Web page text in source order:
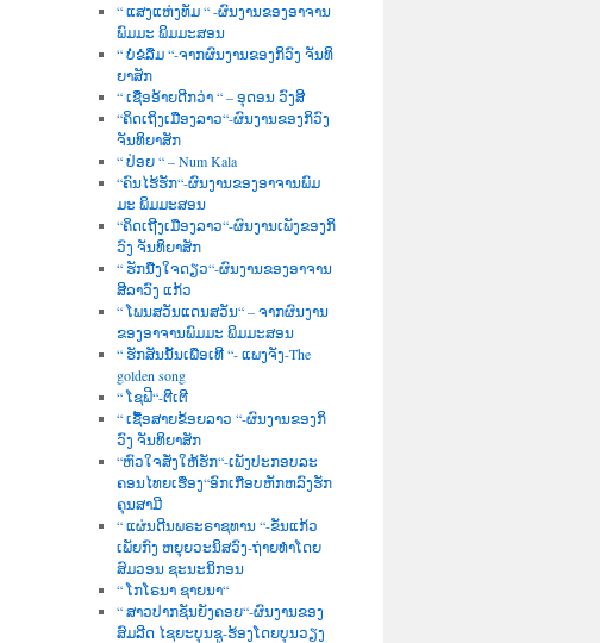
“ ແສງແຫ່ງທັມ “ -ຜົນງານຂອງອາຈານ
ພົມມະ ພິມມະສອນ
“ ບໍ່ຂໍລືມ “-ຈາກຜົນງານຂອງກິວົງ ຈັນທິ
ຍາສັກ
“ ເຊື່ອອ້າຍດີກວ່າ “ – ອຸດອນ ວົງສີ
“ຄິດເຖິງເມືອງລາວ“-ຜົນງານຂອງກິວົງ
ຈັນທິຍາສັກ
“ ປ່ອຍ “ – Num Kala
“ຄົນໄຮ້ຮັກ“-ຜົນງານຂອງອາຈານພົມ
ມະ ພິມມະສອນ
“ຄິດເຖີງເມືອງລາວ“-ຜົນງານເພັງຂອງກິ
ວົງ ຈັນທິຍາສັກ
“ ຮັກນື່ງໃຈດຽວ“-ຜົນງານຂອງອາຈານ
ສີລາວົງ ແກ້ວ
“ ໂພນສວັນແດນສວັນ“ – ຈາກຜົນງານ
ຂອງອາຈານພົມມະ ພິມມະສອນ
“ ຮັກສັນນັ້ນເພື່ອເທີ “- ແພງຈັງ-The
golden song
“ ໂຊຟີ“-ຕີເຕີ
“ ເຊື້ອສາຍຂ້ອຍລາວ “-ຜົນງານຂອງກິ
ວົງ ຈັນທິຍາສັກ
“ຫົວໃຈສັ່ງໃຫ້ຮັກ“-ເພັງປະກອບລະ
ຄອນໄທຍເຮື່ອງ“ອົກເກືອບຫັກຫລົງຮັກ
ຄຸນສາມີ
“ ແຜ່ນດີນພຣະຣາຊທານ “-ຂັນແກ້ວ
ເພັຍກົງ ຫຍຸຍວະນິສວົງ-ຖ່າຍທຳໂດຍ
ສົມວອນ ຊະນະນິກອນ
“ ໂກໂຣນາ ຊາຍນາ“
“ ສາວປາກຊັນຍັງຄອຍ“-ຜົນງານຂອງ
ສົມລີດ ໄຊຍະບຸນຊູ-ຮ້ອງໂດຍບຸນວຽງ